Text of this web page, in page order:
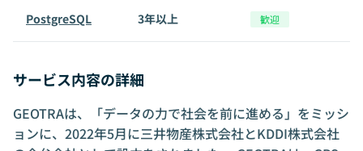
PostgreSQL 3年以上 歓迎
サービス内容の詳細
GEOTRAは、「データの力で社会を前に進める」をミッシ
ョンに、2022年5月に三井物産株式会社とKDDI株式会社